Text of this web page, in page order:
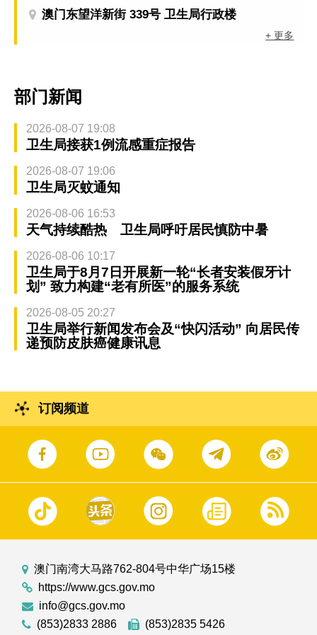
澳门东望洋新街 339号 卫生局行政楼
+ 更多
部门新闻
2026-08-07 19:08
卫生局接获1例流感重症报告
2026-08-07 19:06
卫生局灭蚊通知
2026-08-06 16:53
天气持续酷热 卫生局呼吁居民慎防中暑
2026-08-06 10:17
卫生局于8月7日开展新一轮“长者安装假牙计
划” 致力构建“老有所医”的服务系统
2026-08-05 20:27
卫生局举行新闻发布会及“快闪活动” 向居民传
递预防皮肤癌健康讯息
订阅频道
澳门南湾大马路762-804号中华广场15楼
https://www.gcs.gov.mo
info@gcs.gov.mo
(853)2833 2886
(853)2835 5426